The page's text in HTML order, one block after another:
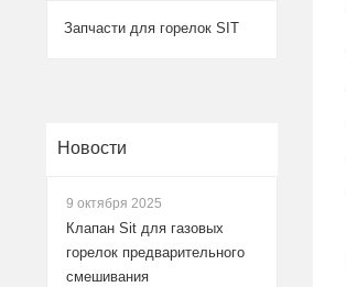
Запчасти для горелок SIT
Новости
9 октября 2025
Клапан Sit для газовых
горелок предварительного
смешивания